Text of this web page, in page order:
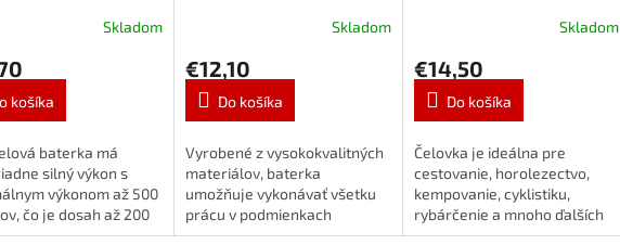
Skladom
košíka
baterka má
silný výkon s
výkonom až 500
čo je dosah až 200
Malá veľkosť a
Skladom
€12,10
Do košíka
Vyrobené z vysokokvalitných
materiálov, baterka
umožňuje vykonávať všetku
prácu v podmienkach
vyžadujúcich osvetlenie bez
Skladom
€14,50
Do košíka
Čelovka je ideálna pre
cestovanie, horolezectvo,
kempovanie, cyklistiku,
rybárčenie a mnoho ďalších
aktivít, ktoré vyžadujú